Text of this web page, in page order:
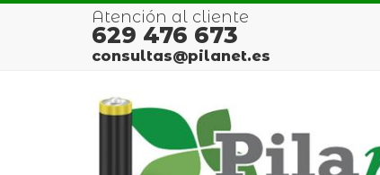
Atención al cliente
629 476 673
consultas@pilanet.es